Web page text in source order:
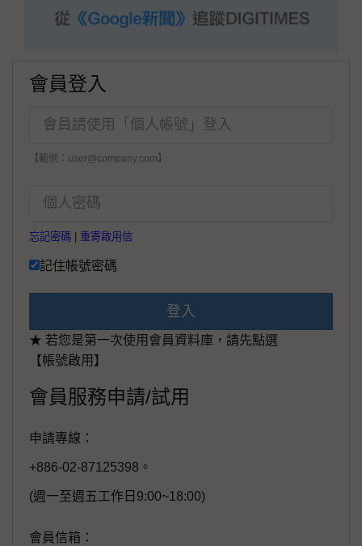
會員登入
【範例：user@company.com】
忘記密碼 重寄啟用信
記住帳號密碼
登入
★ 若您是第一次使用會員資料庫，請先點選
【帳號啟用】
會員服務申請/試用
申請專線：
+886-02-87125398。
(週一至週五工作日9:00~18:00)
會員信箱：